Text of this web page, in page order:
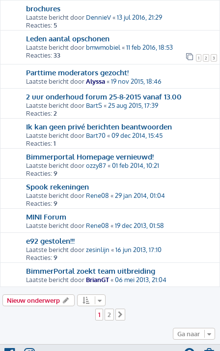
brochures
Laatste bericht door DennieV«13 jul 2016, 21:29
Reacties: 5
Leden aantal opschonen
Laatste bericht door bmwmobiel «11 feb 2016, 18:53
Reacties:33 1 2 3
Parttime moderators gezocht!
Laatste bericht doorAlyssa«19 nov 2015, 18:46
2 uur onderhoud forum 25-8-2015 vanaf 13.00
Laatste bericht door BartS«25 aug 2015, 17:39
Reacties:2
Ik kan geen privé berichten beantwoorden
Laatste bericht door Bart70«09 dec 2014, 15:45
Reacties:1
Bimmerportal Homepage vernieuwd!
Laatste bericht doorozzy87«01 feb 2014, 10:21
Reacties:9
Spook rekeningen
Laatste bericht door Rene08 «29 jan 2014, 01:04
Reacties:9
MINI Forum
Laatste bericht door Rene08 «19 dec 2013, 01:58
e92 gestolen!!!
Laatste bericht doorzesinlijn «16 jun 2013, 17:10
Reacties:9
BimmerPortal zoekt team uitbreiding
Laatste bericht door BrianGT«06 mei 2013, 21:04
Nieuw onderwerp
1
2
Ga naar